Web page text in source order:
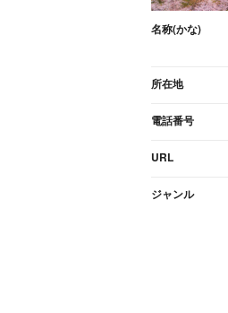
名称(かな)
所在地
電話番号
URL
ジャンル